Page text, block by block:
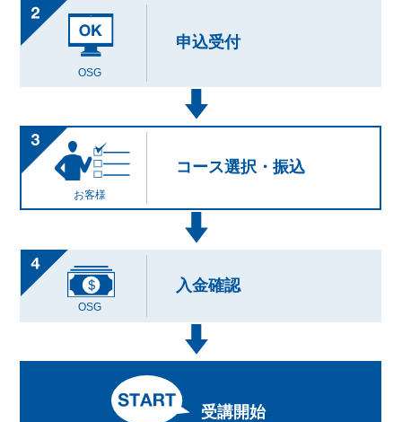
OSG
申込受付
お客様
コース選択・振込
OSG
入金確認
受講開始